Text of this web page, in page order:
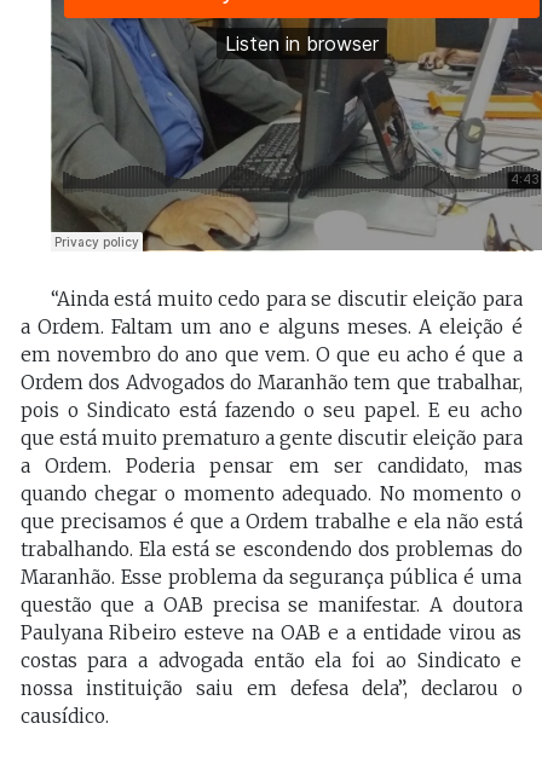
“Ainda está muito cedo para se discutir eleição para
a Ordem. Faltam um ano e alguns meses. A eleição é
em novembro do ano que vem. O que eu acho é que a
Ordem dos Advogados do Maranhão tem que trabalhar,
pois o Sindicato está fazendo o seu papel. E eu acho
que está muito prematuro a gente discutir eleição para
a Ordem. Poderia pensar em ser candidato, mas
quando chegar o momento adequado. No momento o
que precisamos é que a Ordem trabalhe e ela não está
trabalhando. Ela está se escondendo dos problemas do
Maranhão. Esse problema da segurança pública é uma
questão que a OAB precisa se manifestar. A doutora
Paulyana Ribeiro esteve na OAB e a entidade virou as
costas para a advogada então ela foi ao Sindicato e
nossa instituição saiu em defesa dela”, declarou o
causídico.